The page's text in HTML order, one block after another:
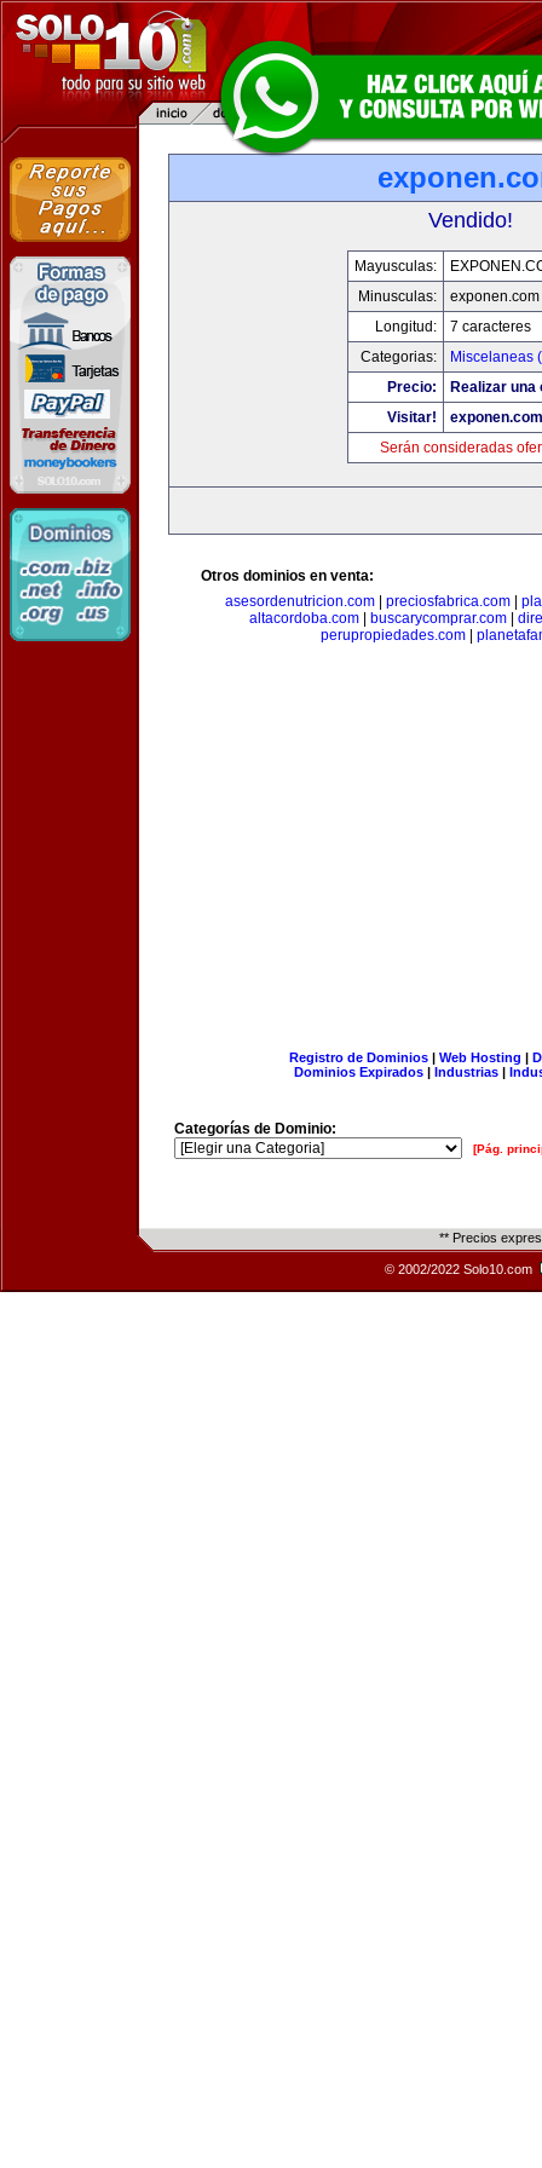
Vendido!
Mayusculas:
Minusculas:
exponen.com
Longitud:
7 caracteres
Categorias:
Miscelaneas
Precio:
Realizar una
Visitar!
exponen.com
Serán consideradas
Otros dominios en venta:
asesordenutricion.com
preciosfabrica.com
altacordoba.com
buscarycomprar.com
perupropiedades.com
Registro de Dominios| Web Hosting |
Dominios Expirados | Industrias |
Categorías de Dominio:
[Pág.
** Precios
© 2002/2022 Solo10.com